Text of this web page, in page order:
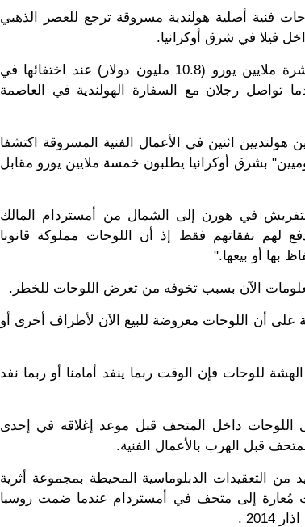
فنية أصلية هولندية مسروقة ترجع للعصر الذهبي
فيلا في شرق أوكرانيا.
وعادت 24 لوحة -قُدرت قيمتها بعشرة ملايين يورو (10.8 مليون دولار) عند اختفائها في
تواصل رجلان مع السفارة الهولندية في العاصمة
اثنين في الأعمال الفنية المسروقة اكتشفا
بشرق أوكرانيا يطلبون خمسة ملايين يورو مقابل
في هورن إلى الشمال من أمستردام المالك
لهم نفقاتهم فقط إذ أن اللوحات مملوكة قانونا
بها أو بيعها."
الآن بسبب تخوفه من تعرض اللوحات للخطر.
أن اللوحات معروضة للبيع الآن لأطراف أخرى أو
للوحات فإن الوقت ربما ينفد أمامنا أو ربما نفد
اللوحات داخل المتحف قبل موعد إغلاقه في إحدى
قبل الهرب بالأعمال الفنية.
التعقيدات الدبلوماسية المحيطة بمجموعة أثرية
مُعارة إلى متحف في أمستردام عندما ضمت روسيا
.